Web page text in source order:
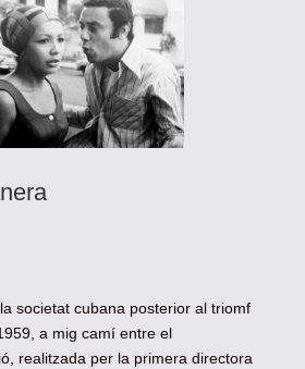
societat cubana posterior al triomf
a mig camí entre el
realitzada per la primera directora